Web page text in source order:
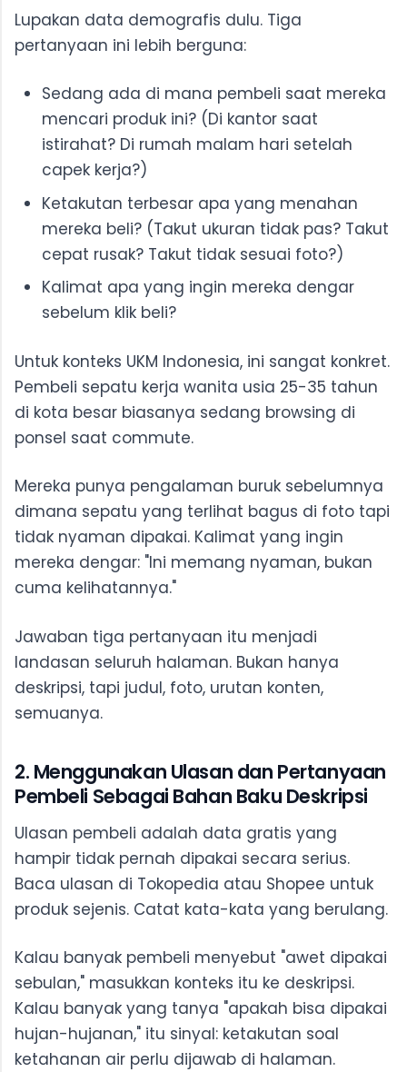
Lupakan data demografis dulu. Tiga
pertanyaan ini lebih berguna:
Sedang ada di mana pembeli saat mereka
mencari produk ini? (Di kantor saat
istirahat? Di rumah malam hari setelah
capek kerja?)
Ketakutan terbesar apa yang menahan
mereka beli? (Takut ukuran tidak pas? Takut
cepat rusak? Takut tidak sesuai foto?)
Kalimat apa yang ingin mereka dengar
sebelum klik beli?
Untuk konteks UKM Indonesia, ini sangat konkret.
Pembeli sepatu kerja wanita usia 25-35 tahun
di kota besar biasanya sedang browsing di
ponsel saat commute.
Mereka punya pengalaman buruk sebelumnya
dimana sepatu yang terlihat bagus di foto tapi
tidak nyaman dipakai. Kalimat yang ingin
mereka dengar: "Ini memang nyaman, bukan
cuma kelihatannya."
Jawaban tiga pertanyaan itu menjadi
landasan seluruh halaman. Bukan hanya
deskripsi, tapi judul, foto, urutan konten,
semuanya.
2. Menggunakan Ulasan dan Pertanyaan
Pembeli Sebagai Bahan Baku Deskripsi
Ulasan pembeli adalah data gratis yang
hampir tidak pernah dipakai secara serius.
Baca ulasan di Tokopedia atau Shopee untuk
produk sejenis. Catat kata-kata yang berulang.
Kalau banyak pembeli menyebut "awet dipakai
sebulan," masukkan konteks itu ke deskripsi.
Kalau banyak yang tanya "apakah bisa dipakai
hujan-hujanan," itu sinyal: ketakutan soal
ketahanan air perlu dijawab di halaman.